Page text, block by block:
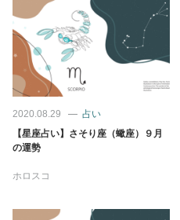
2020.08.29
占い
【星座占い】さそり座（蠍座）９月
の運勢
ホロスコ